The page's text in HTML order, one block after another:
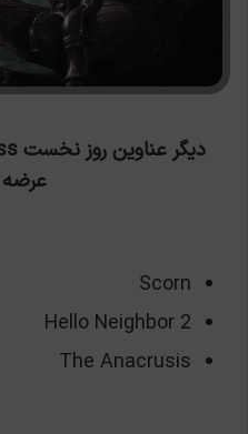
عرضه
Scorn
Hello Neighbor 2
The Anacrusis